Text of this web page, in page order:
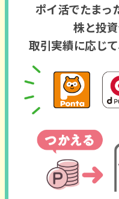
ポイ活でたまっ
株と投
取引実績に応じ